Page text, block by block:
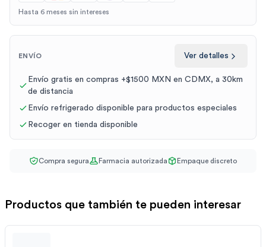
Hasta 6 meses sin intereses
ENVÍO Ver detalles
Envío gratis en compras +$1500 MXN en CDMX, a 30km
de distancia
Envío refrigerado disponible para productos especiales
Recoger en tienda disponible
Compra segura Farmacia autorizada Empaque discreto
Productos que también te pueden interesar